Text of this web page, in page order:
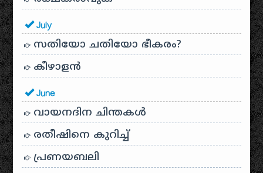
July
സതിയോ ചതിയോ ഭീകരം?
കീഴാളന്‍
June
വായനദിന ചിന്തകൾ
രതീഷിനെ കുറിച്ച്
പ്രണയബലി